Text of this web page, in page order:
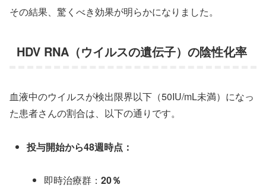
その結果、驚くべき効果が明らかになりました。
HDV RNA（ウイルスの遺伝子）の陰性化率
血液中のウイルスが検出限界以下（50IU/mL未満）になっ
た患者さんの割合は、以下の通りです。
投与開始から48週時点：
即時治療群：20％